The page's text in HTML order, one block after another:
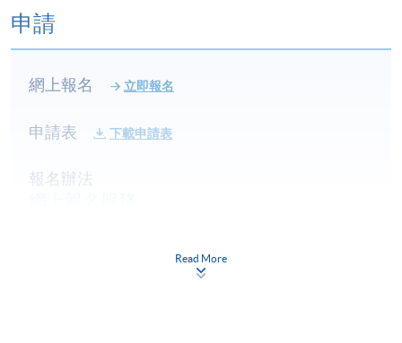
申請
網上報名 立即報名
申請表 下載申請表
報名辦法
務，申請人可通過網上申請個別學歷頒授課程和報讀
大部份公開招生的課程(以先到先得形式報名的課程)。
Read More